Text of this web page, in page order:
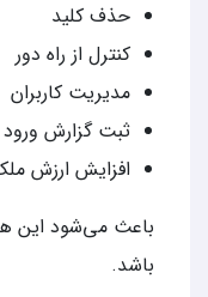
حذف کلید
کنترل از راه دور
مدیریت کاربران
ثبت گزارش ورود
افزایش ارزش
باعث می‌شود این
باشد.